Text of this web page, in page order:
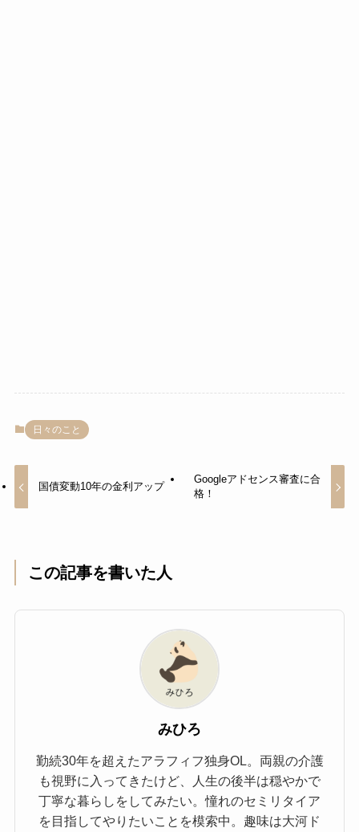
日々のこと
国債変動10年の金利アップ
Googleアドセンス審査に合
格！
この記事を書いた人
みひろ
勤続30年を超えたアラフィフ独身OL。両親の介護
も視野に入ってきたけど、人生の後半は穏やかで
丁寧な暮らしをしてみたい。憧れのセミリタイア
を目指してやりたいことを模索中。趣味は大河ド